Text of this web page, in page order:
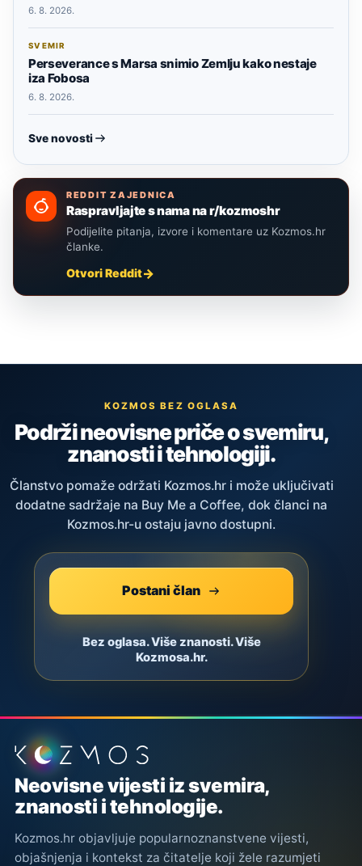
6. 8. 2026.
SVEMIR
Perseverance s Marsa snimio Zemlju kako nestaje
iza Fobosa
6. 8. 2026.
Sve novosti
REDDIT ZAJEDNICA
Raspravljajte s nama na r/kozmoshr
Podijelite pitanja, izvore i komentare uz Kozmos.hr
članke.
Otvori Reddit
KOZMOS BEZ OGLASA
Podrži neovisne priče o svemiru,
znanosti i tehnologiji.
Članstvo pomaže održati Kozmos.hr i može uključivati
dodatne sadržaje na Buy Me a Coffee, dok članci na
Kozmos.hr-u ostaju javno dostupni.
Postani član
Bez oglasa. Više znanosti. Više
Kozmosa.hr.
Podnožje stranice
Neovisne vijesti iz svemira,
znanosti i tehnologije.
Kozmos.hr objavljuje popularnoznanstvene vijesti,
objašnjenja i kontekst za čitatelje koji žele razumjeti